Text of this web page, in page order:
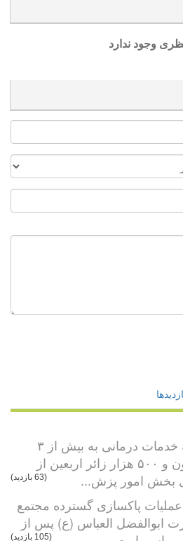
وجود ندارد
ارائه خدمات درمانی به بیش از ۳
میلیون و ۵۰۰ هزار زائر اربعین از
بخش امور پزش...
(63 بازدید)
عملیات پاکسازی گسترده مجتمع
ابوالفضل العباس (ع) پس از
(105 بازدید)